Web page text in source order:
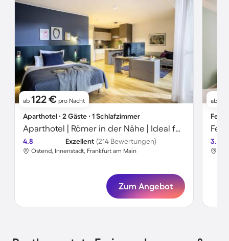
ab 122 € pro Nacht
Aparthotel ∙ 2 Gäste ∙ 1 Schlafzimmer
Aparthotel | Römer in der Nähe | Ideal für Homeoffice
4.8 Exzellent (214 Bewertungen)
Ostend, Innenstadt, Frankfurt am Main
Zum Angebot
ab
3.7